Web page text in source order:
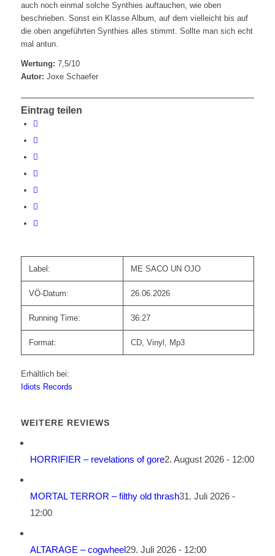
auch noch einmal solche Synthies auftauchen, wie oben
beschrieben. Sonst ein Klasse Album, auf dem vielleicht bis auf
die oben angeführten Synthies alles stimmt. Sollte man sich echt
mal antun.
Wertung: 7,5/10
Autor: Joxe Schaefer
Eintrag teilen
Label: ME SACO UN OJO
VÖ-Datum: 26.06.2026
Running Time: 36:27
Format: CD, Vinyl, Mp3
Erhältlich bei:
Idiots Records
WEITERE REVIEWS
HORRIFIER – revelations of gore2. August 2026 - 12:00
MORTAL TERROR – filthy old thrash31. Juli 2026 -
12:00
ALTARAGE – cogwheel29. Juli 2026 - 12:00